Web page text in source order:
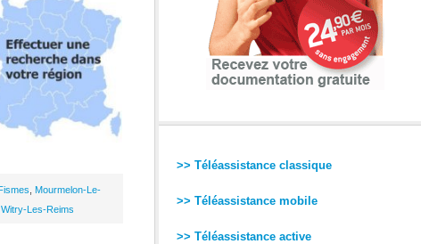
Mourmelon-Le-
Witry-Les-Reims
>> Téléassistance classique
>> Téléassistance mobile
>> Téléassistance active